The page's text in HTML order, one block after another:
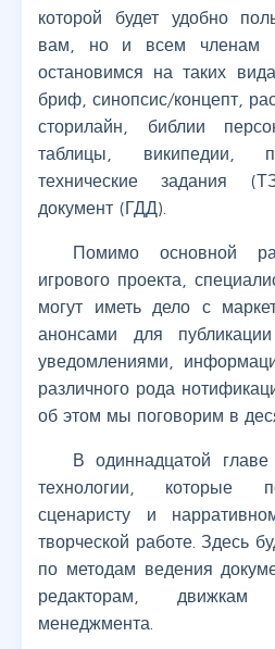
которой будет удобно
вам, но и всем членам
остановимся на таких
бриф, синопсис/концепт,
сторилайн, библии
таблицы, википедии,
технические задания
документ (ГДД).
Помимо основной
игрового проекта,
могут иметь дело с
анонсами для
уведомлениями,
различного рода
об этом мы поговорим в
В одиннадцатой
технологии, которые
сценаристу и
творческой работе. Здесь
по методам ведения
редакторам,
менеджмента.